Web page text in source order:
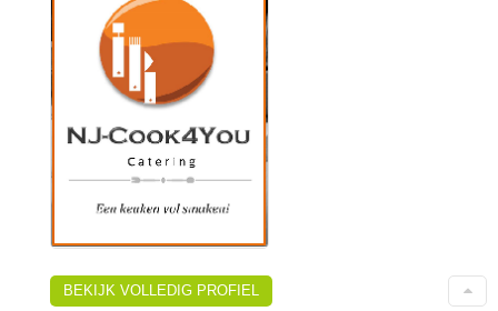
BEKIJK VOLLEDIG PROFIEL